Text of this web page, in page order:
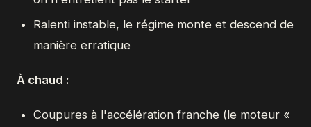
Ralenti instable, le régime monte et descend de
manière erratique
À chaud :
Coupures à l'accélération franche (le moteur «